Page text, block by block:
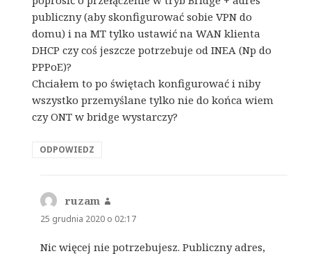
publiczny (aby skonfigurować sobie VPN do
domu) i na MT tylko ustawić na WAN klienta
DHCP czy coś jeszcze potrzebuje od INEA (Np do
PPPoE)?
Chciałem to po świętach konfigurować i niby
wszystko przemyślane tylko nie do końca wiem
czy ONT w bridge wystarczy?
ODPOWIEDZ
ruzam
25 grudnia 2020 o 02:17
Nic więcej nie potrzebujesz. Publiczny adres,